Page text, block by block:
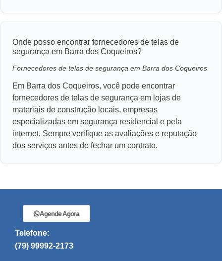
Onde posso encontrar fornecedores de telas de
segurança em Barra dos Coqueiros?
Fornecedores de telas de segurança em Barra dos Coqueiros
Em Barra dos Coqueiros, você pode encontrar
fornecedores de telas de segurança em lojas de
materiais de construção locais, empresas
especializadas em segurança residencial e pela
internet. Sempre verifique as avaliações e reputação
dos serviços antes de fechar um contrato.
Agende Agora
Telefone:
(79) 99992-2173